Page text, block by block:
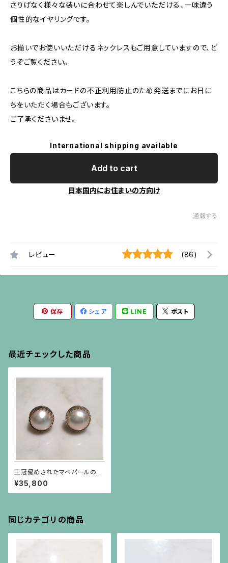
さりげなく様々な装いに合わせて楽しんでいただける、一味違う
個性的なイヤリングです。
お揃いでお使いいただけるネックレスもご用意していますので、ど
うぞご覧ください。
こちらの商品はカードの不正利用防止のため発送までにお日に
ちをいただく場合もございます。
ご了承くださいませ。
International shipping available
Add to cart
日本国内にお住まいの方向け
通報する
レビュー (86)
保存 シェア LINE ポスト
最近チェックした商品
王冠留めされたマベパールのシ
ルバーイヤリング（小）
¥35,800
同じカテゴリの商品